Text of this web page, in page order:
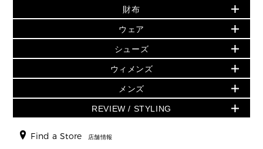
小物
シューズ・靴
ウェア
アクセサリー
時計
▶ メンズ
バッグ
追加アイテム
▶ ウィメンズすべて(ウェア・シューズ除く)
バッグ
財布・小物
ウェア
シューズ
時計・ジュエリー
アクセサリー
▶ すべて
▶ ウィメンズすべて
財布・小物
アクセサリー
フレグランス
シューズ
▶ メンズすべて
人気の定番アイテム
日本限定 - バッグ
▶ ウィメンズすべて
トートバッグ
ショルダーバッグ
クロスボディ・斜め掛け
トラベル
財布
日本限定 - 財布・小物
▶ ウィメンズすべて
GREENWICH
折り財布(二つ折り・三つ折り)
長財布
ウェア
▶ ウィメンズすべて
トップス
スカート・パンツ
ジャケット・アウター
▶ メンズすべて
シューズ
▶ ウィメンズすべて
サンダル
スニーカー
▶ メンズすべて
ウィメンズ
人気の定番アイテム
▶ ウィメンズすべて
メンズ
▶ メンズすべて
REVIEW / STYLING
Find a Store 店舗情報